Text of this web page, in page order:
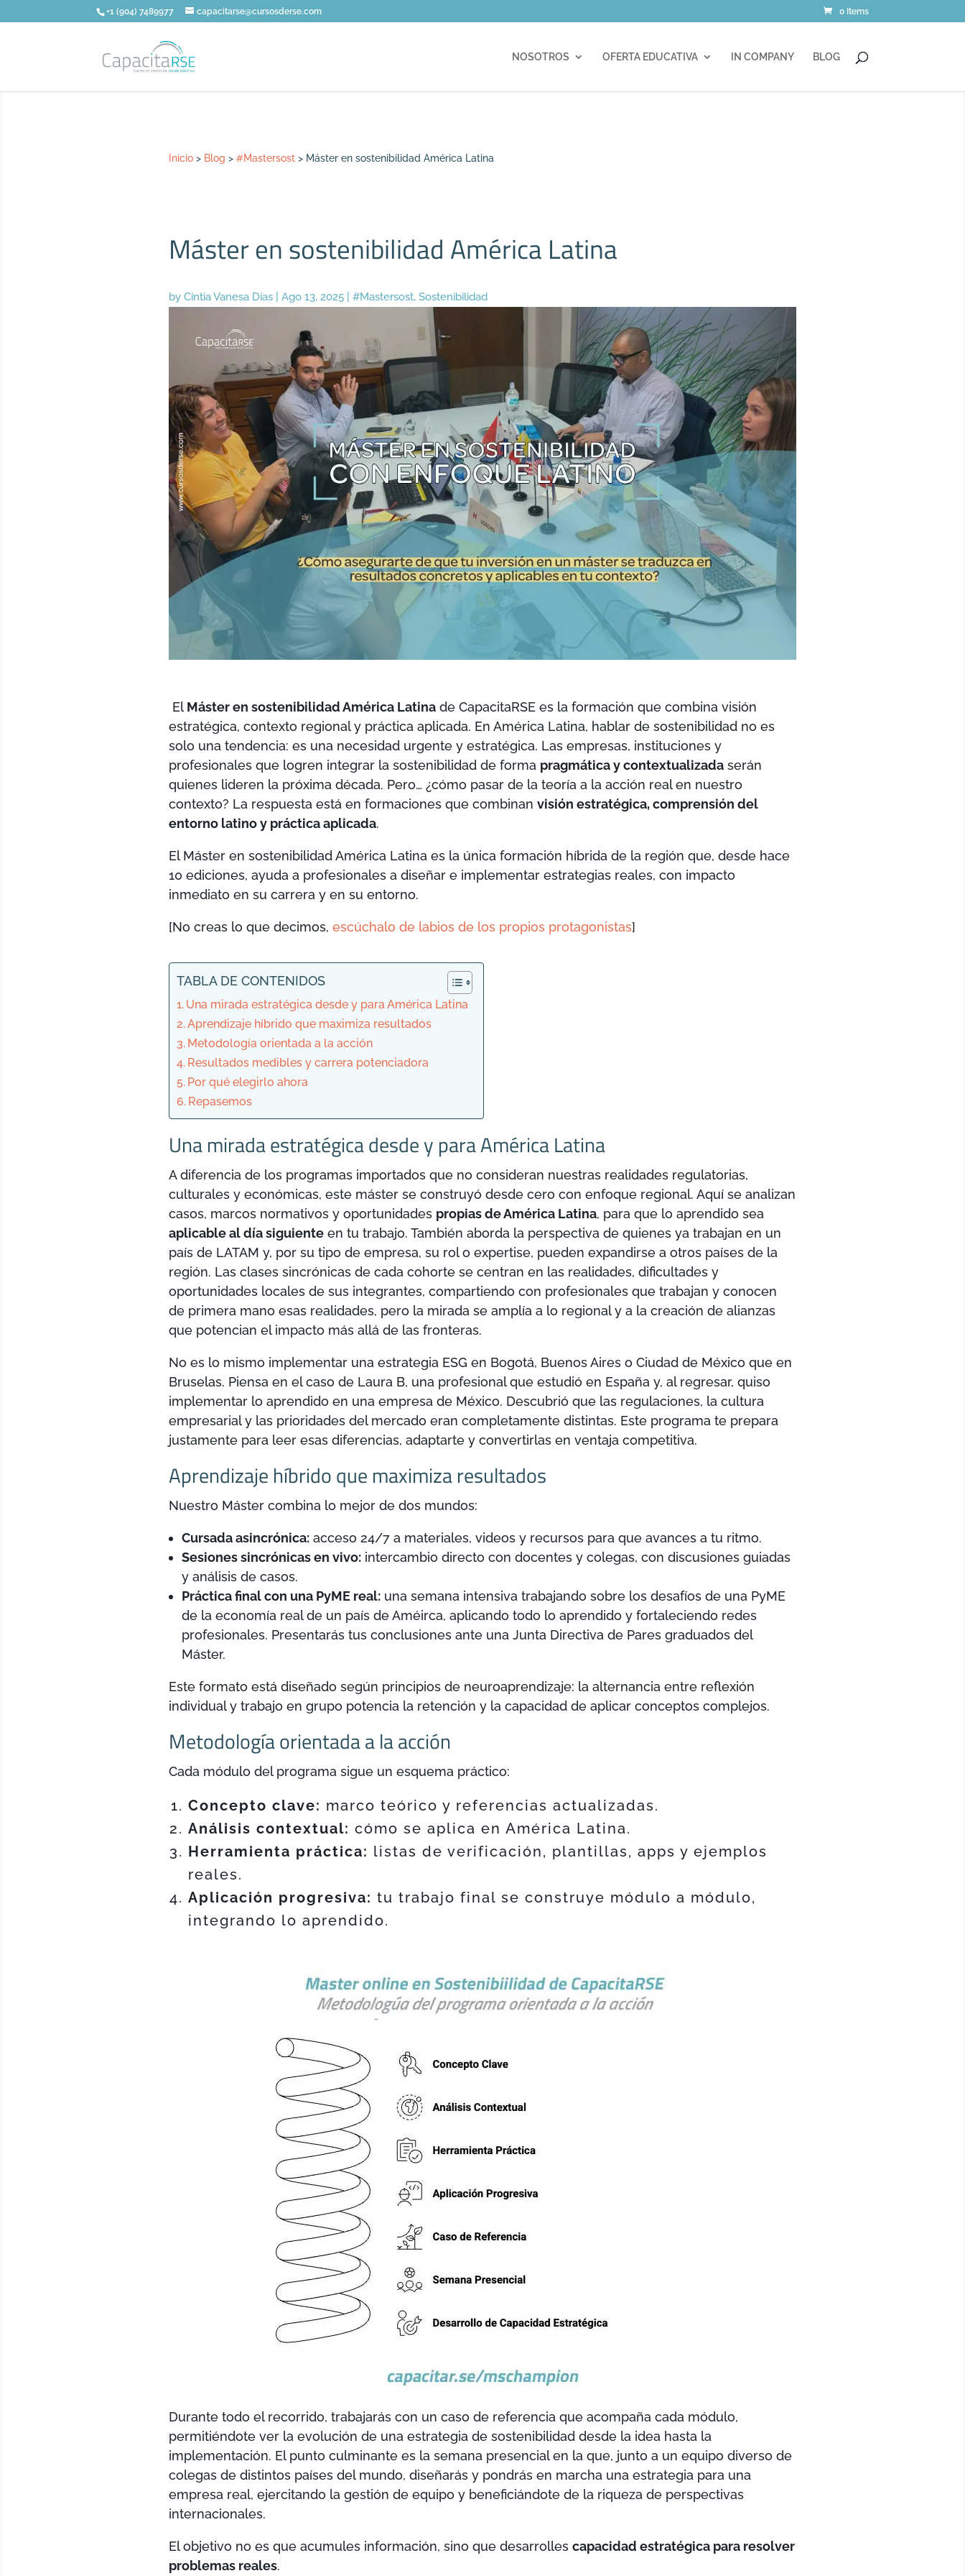
+1 (904) 7489977 capacitarse@cursosderse.com 0 Items
NOSOTROS OFERTA EDUCATIVA IN COMPANY BLOG
Inicio > Blog >#Mastersost > Máster en sostenibilidad América Latina
Máster en sostenibilidad América Latina
byCintia Vanesa Días |Ago 13, 2025 |#Mastersost,Sostenibilidad
El Máster en sostenibilidad América Latina de CapacitaRSE es la formación que combina visión
estratégica, contexto regional y práctica aplicada. En América Latina, hablar de sostenibilidad no es
solo una tendencia: es una necesidad urgente y estratégica. Las empresas, instituciones y
profesionales que logren integrar la sostenibilidad de forma pragmática y contextualizada serán
quienes lideren la próxima década. Pero… ¿cómo pasar de la teoría a la acción real en nuestro
contexto? La respuesta está en formaciones que combinanvisión estratégica, comprensión del
entorno latino y práctica aplicada.
El Máster en sostenibilidad América Latina es la única formación híbrida de la región que, desde hace
10 ediciones, ayuda a profesionales a diseñar e implementar estrategias reales, con impacto
inmediato en su carrera y en su entorno.
[No creas lo que decimos,escúchalo de labios de los propios protagonistas]
TABLA DE CONTENIDOS
Una mirada estratégica desde y para América Latina
Aprendizaje híbrido que maximiza resultados
Metodología orientada a la acción
Resultados medibles y carrera potenciadora
Por qué elegirlo ahora
Repasemos
Una mirada estratégica desde y para América Latina
A diferencia de los programas importados que no consideran nuestras realidades regulatorias,
culturales y económicas, este máster se construyó desde cero con enfoque regional. Aquí se analizan
casos, marcos normativos y oportunidades propias de América Latina, para que lo aprendido sea
aplicable al día siguiente en tu trabajo. También aborda la perspectiva de quienes ya trabajan en un
país de LATAM y, por su tipo de empresa, su rol o expertise, pueden expandirse a otros países de la
región. Las clases sincrónicas de cada cohorte se centran en las realidades, dificultades y
oportunidades locales de sus integrantes, compartiendo con profesionales que trabajan y conocen
de primera mano esas realidades, pero la mirada se amplía a lo regional y a la creación de alianzas
que potencian el impacto más allá de las fronteras.
No es lo mismo implementar una estrategia ESG en Bogotá, Buenos Aires o Ciudad de México que en
Bruselas. Piensa en el caso de Laura B, una profesional que estudió en España y, al regresar, quiso
implementar lo aprendido en una empresa de México. Descubrió que las regulaciones, la cultura
empresarial y las prioridades del mercado eran completamente distintas. Este programa te prepara
justamente para leer esas diferencias, adaptarte y convertirlas en ventaja competitiva.
Aprendizaje híbrido que maximiza resultados
Nuestro Máster combina lo mejor de dos mundos:
Cursada asincrónica: acceso 24/7 a materiales, videos y recursos para que avances a tu ritmo.
Sesiones sincrónicas en vivo: intercambio directo con docentes y colegas, con discusiones guiadas
y análisis de casos.
Práctica final con una PyME real: una semana intensiva trabajando sobre los desafíos de una PyME
de la economía real de un país de Améirca, aplicando todo lo aprendido y fortaleciendo redes
profesionales. Presentarás tus conclusiones ante una Junta Directiva de Pares graduados del
Máster.
Este formato está diseñado según principios de neuroaprendizaje: la alternancia entre reflexión
individual y trabajo en grupo potencia la retención y la capacidad de aplicar conceptos complejos.
Metodología orientada a la acción
Cada módulo del programa sigue un esquema práctico:
Concepto clave: marco teórico y referencias actualizadas.
Análisis contextual: cómo se aplica en América Latina.
Herramienta práctica: listas de verificación, plantillas, apps y ejemplos
reales.
Aplicación progresiva: tu trabajo final se construye módulo a módulo,
integrando lo aprendido.
Durante todo el recorrido, trabajarás con un caso de referencia que acompaña cada módulo,
permitiéndote ver la evolución de una estrategia de sostenibilidad desde la idea hasta la
implementación. El punto culminante es la semana presencial en la que, junto a un equipo diverso de
colegas de distintos países del mundo, diseñarás y pondrás en marcha una estrategia para una
empresa real, ejercitando la gestión de equipo y beneficiándote de la riqueza de perspectivas
internacionales.
El objetivo no es que acumules información, sino que desarrollescapacidad estratégica para resolver
problemas reales.